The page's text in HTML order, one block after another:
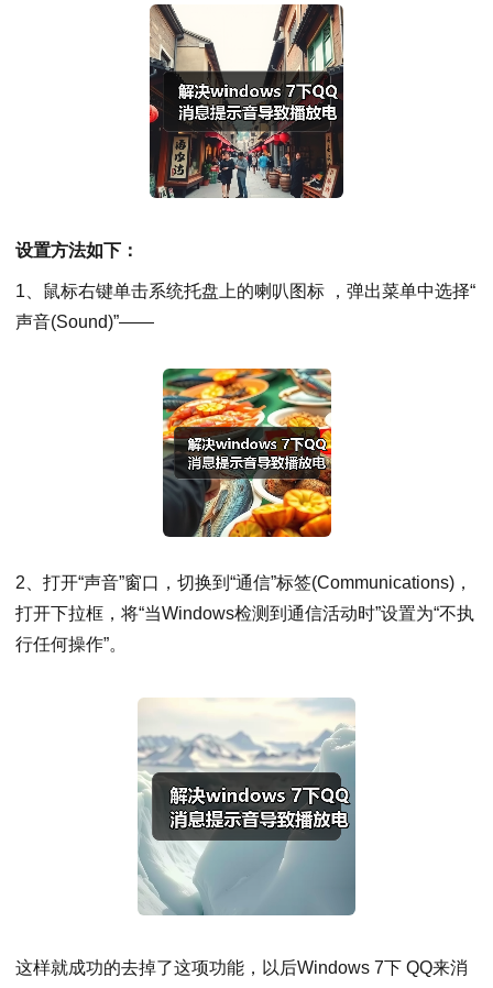
设置方法如下：
1、鼠标右键单击系统托盘上的喇叭图标 ，弹出菜单中选择“
声音(Sound)”——
2、打开“声音”窗口，切换到“通信”标签(Communications)，
打开下拉框，将“当Windows检测到通信活动时”设置为“不执
行任何操作”。
这样就成功的去掉了这项功能，以后Windows 7下 QQ来消